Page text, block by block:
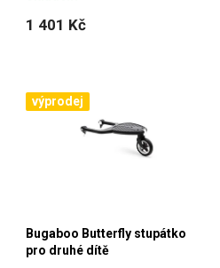
1 401 Kč
výprodej
Bugaboo Butterfly stupátko
pro druhé dítě